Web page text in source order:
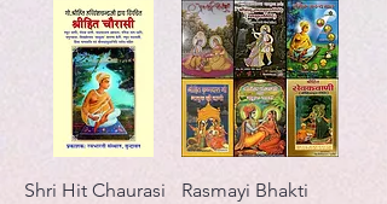
Shri Hit Chaurasi
Rasmayi Bhakti